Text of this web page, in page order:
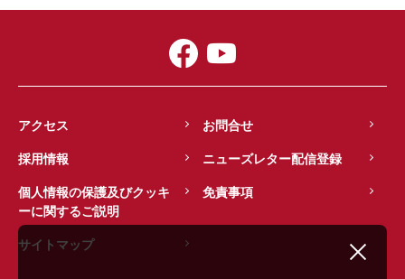
アクセス
お問合せ
採用情報
ニューズレター配信登録
個人情報の保護及びクッキ
ーに関するご説明
免責事項
サイトマップ